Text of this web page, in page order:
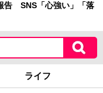
告 SNS「心強い」「落
ライフ